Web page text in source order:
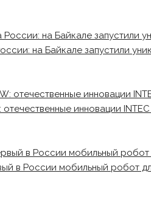
на Байкале запустили
отечественные инновации
в России мобильный робот